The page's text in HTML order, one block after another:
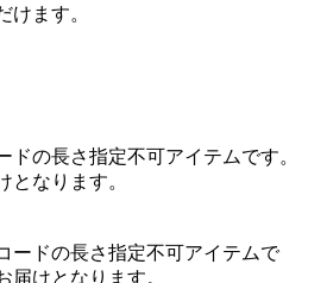
けます。
ドの長さ指定不可アイテムです。
となります。
ードの長さ指定不可アイテムで
届けとなります。